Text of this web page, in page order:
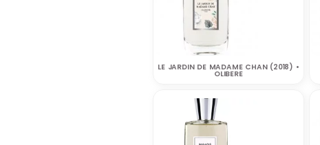
LE JARDIN DE MADAME CHAN (2018) •
OLIBERE